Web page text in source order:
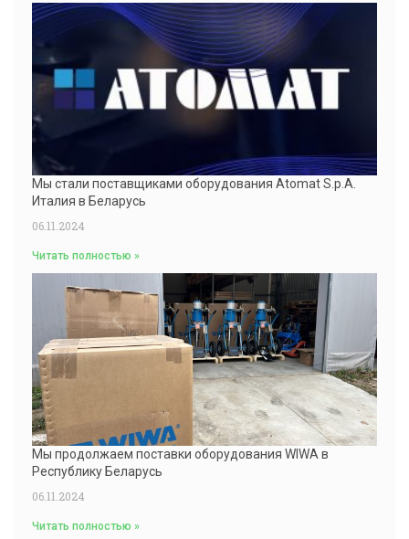
Мы стали поставщиками оборудования Atomat S.p.A.
Италия в Беларусь
06.11.2024
Читать полностью »
Мы продолжаем поставки оборудования WIWA в
Республику Беларусь
06.11.2024
Читать полностью »